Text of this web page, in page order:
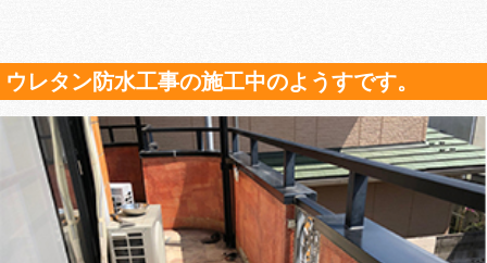
ウレタン防水工事の施工中のようすです。